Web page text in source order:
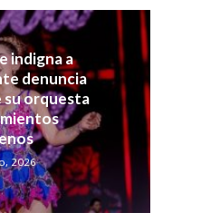
indigna a
denuncia
su orquesta
2026